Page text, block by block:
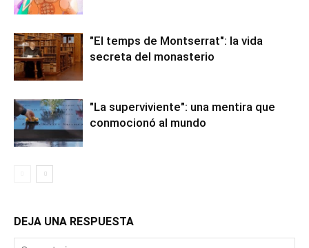
"El temps de Montserrat": la vida
secreta del monasterio
"La superviviente": una mentira que
conmocionó al mundo
DEJA UNA RESPUESTA